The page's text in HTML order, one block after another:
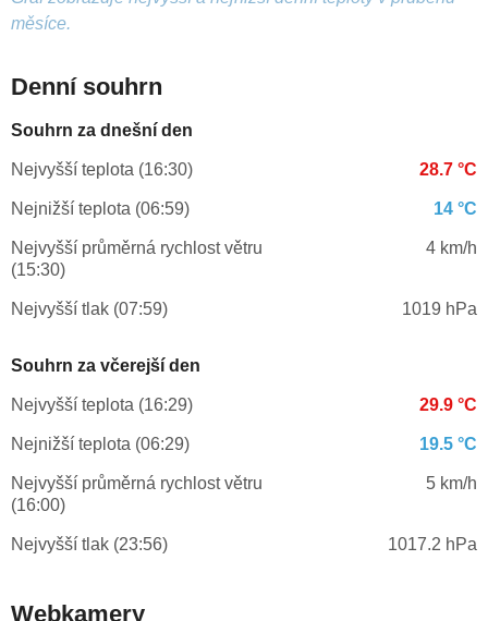
měsíce.
Denní souhrn
Souhrn za dnešní den
Nejvyšší teplota (16:30) 28.7 °C
Nejnižší teplota (06:59) 14 °C
Nejvyšší průměrná rychlost větru
(15:30)
4 km/h
Nejvyšší tlak (07:59) 1019 hPa
Souhrn za včerejší den
Nejvyšší teplota (16:29) 29.9 °C
Nejnižší teplota (06:29) 19.5 °C
Nejvyšší průměrná rychlost větru
(16:00)
5 km/h
Nejvyšší tlak (23:56) 1017.2 hPa
Webkamery